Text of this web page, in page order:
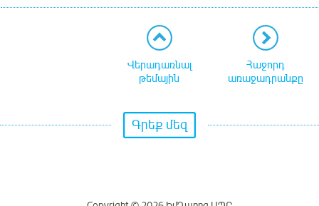
Վերադառնալ
թեմային
Հաջորդ
առաջադրանքը
Գրեք մեզ